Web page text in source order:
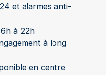
et alarmes anti-
à 22h
à long
en centre